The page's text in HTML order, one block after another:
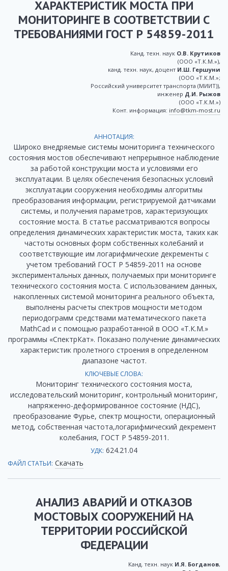
ХАРАКТЕРИСТИК МОСТА ПРИ
МОНИТОРИНГЕ В СООТВЕТСТВИИ С
ТРЕБОВАНИЯМИ ГОСТ Р 54859-2011
Канд. техн. наук О.В. Крутиков
(ООО «Т.К.М.»),
канд. техн. наук, доцент И.Ш. Гершуни
(ООО «Т.К.М.»;
Российский университет транспорта (МИИТ)),
инженер Д.И. Рыжов
(ООО «Т.К.М.»)
Конт. информация: info@tkm-most.ru
АННОТАЦИЯ:
Широко внедряемые системы мониторинга технического
состояния мостов обеспечивают непрерывное наблюдение
за работой конструкции моста и условиями его
эксплуатации. В целях обеспечения безопасных условий
эксплуатации сооружения необходимы алгоритмы
преобразования информации, регистрируемой датчиками
системы, и получения параметров, характеризующих
состояние моста. В статье рассматриваются вопросы
определения динамических характеристик моста, таких как
частоты основных форм собственных колебаний и
соответствующие им логарифмические декременты с
учетом требований ГОСТ Р 54859-2011 на основе
экспериментальных данных, получаемых при мониторинге
технического состояния моста. С использованием данных,
накопленных системой мониторинга реального объекта,
выполнены расчеты спектров мощности методом
периодограмм средствами математического пакета
MathCad и с помощью разработанной в ООО «Т.К.М.»
программы «СпектрКат». Показано получение динамических
характеристик пролетного строения в определенном
диапазоне частот.
КЛЮЧЕВЫЕ СЛОВА:
Мониторинг технического состояния моста,
исследовательский мониторинг, контрольный мониторинг,
напряженно-деформированное состояние (НДС),
преобразование Фурье, спектр мощности, операционный
метод, собственная частота,логарифмический декремент
колебания, ГОСТ Р 54859-2011.
УДК: 624.21.04
ФАЙЛ СТАТЬИ: Скачать
АНАЛИЗ АВАРИЙ И ОТКАЗОВ
МОСТОВЫХ СООРУЖЕНИЙ НА
ТЕРРИТОРИИ РОССИЙСКОЙ
ФЕДЕРАЦИИ
Канд. техн. наук И.Я. Богданов,